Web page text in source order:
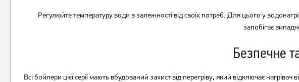
Регулюйте температуру води в залежності від своїх потреб. Для цього у
запобігає
Безпечне
Всі бойлери цієї серії мають вбудований захист від перегріву, який відключає